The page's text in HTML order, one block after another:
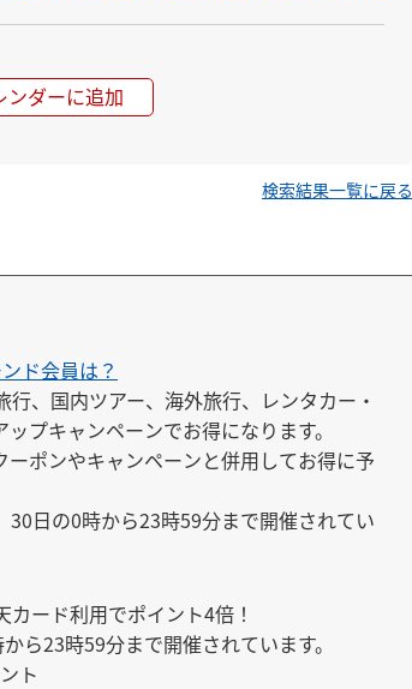
ンダーに追加
検索結果一覧に戻る
ド会員は？
、国内ツアー、海外旅行、レンタカー・
プキャンペーンでお得になります。
ポンやキャンペーンと併用してお得に予
日の0時から23時59分まで開催されてい
ード利用でポイント4倍！
ら23時59分まで開催されています。
ト